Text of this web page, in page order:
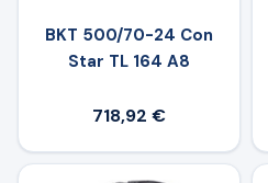
BKT 500/70-24 Con
Star TL 164 A8
718,92 €